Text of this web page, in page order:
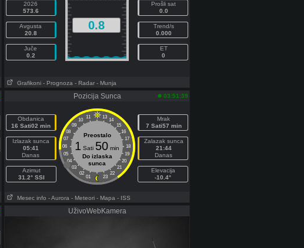
2026
573.6
Avgusta
20.8
Juče
0.2
0.8
Prošli sat
0.0
Trend/s
0.000
ET
0
Grafikoni - Prognoza - Radar - Munja
Pozicija Sunca 03:51:39
Obdanica
16 Sati02 min
Izlazak sunca
05:41
Danas
Azimut
31.2° SSI
11 13
10
14
09
15
08
16
07
17
06
18
05
19
04
20
03
21
02
22
01 23
Preostalo
1 Sati 50 min
Do izlaska
sunca
Mrak
7 Sati57 min
Zalazak sunca
21:44
Danas
Elevacija
-10.4°
Mesec info - Aurora - Meteori - Mapa - ISS
UživoWebKamera